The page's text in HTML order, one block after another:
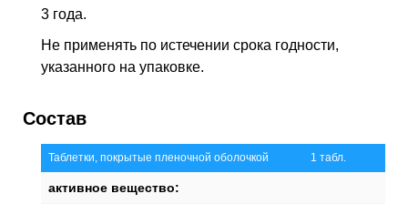
3 года.
Не применять по истечении срока годности,
указанного на упаковке.
Состав
Таблетки, покрытые пленочной оболочкой 1 табл.
активное вещество: